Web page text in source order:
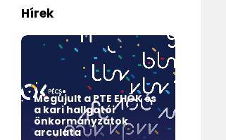
Hírek
Megújult a PTE EHÖK és
a kari hallgatói
önkormányzatok
arculata